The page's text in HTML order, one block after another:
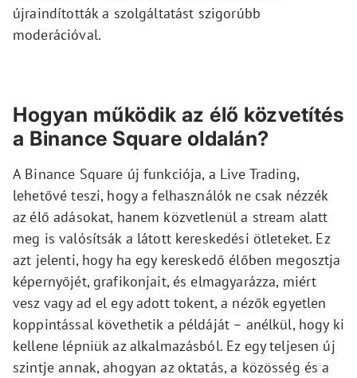
újraindították a szolgáltatást szigorúbb
moderációval.
Hogyan működik az élő közvetítés
a Binance Square oldalán?
A Binance Square új funkciója, a Live Trading,
lehetővé teszi, hogy a felhasználók ne csak nézzék
az élő adásokat, hanem közvetlenül a stream alatt
meg is valósítsák a látott kereskedési ötleteket. Ez
azt jelenti, hogy ha egy kereskedő élőben megosztja
képernyőjét, grafikonjait, és elmagyarázza, miért
vesz vagy ad el egy adott tokent, a nézők egyetlen
koppintással követhetik a példáját – anélkül, hogy ki
kellene lépniük az alkalmazásból. Ez egy teljesen új
szintje annak, ahogyan az oktatás, a közösség és a